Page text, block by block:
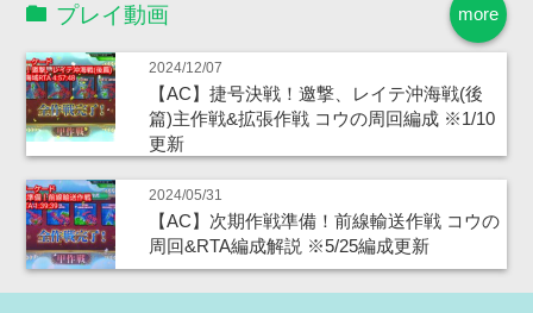
more
プレイ動画
2024/12/07
【AC】捷号決戦！邀撃、レイテ沖海戦(後
篇)主作戦&拡張作戦 コウの周回編成 ※1/10
更新
2024/05/31
【AC】次期作戦準備！前線輸送作戦 コウの
周回&RTA編成解説 ※5/25編成更新